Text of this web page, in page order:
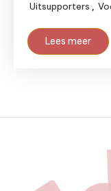
Uitsupporters ,
Lees meer